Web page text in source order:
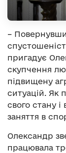
–
пригадує
скупчення
підвищену
ситуацій. Як
свого стану
заняття в
Олександр
працювала